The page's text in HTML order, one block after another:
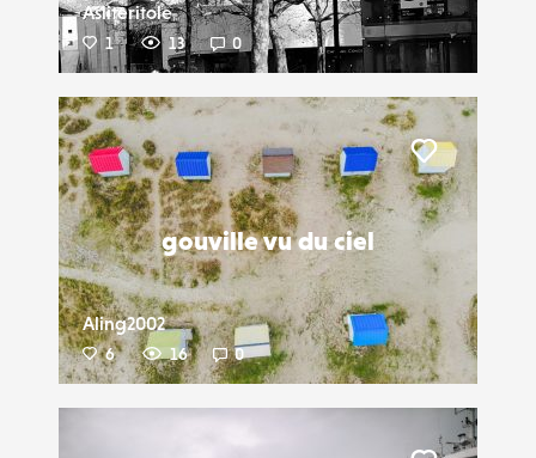
Asliteritole
1 13 0
gouville vu du ciel
Aling2002
6 16 0